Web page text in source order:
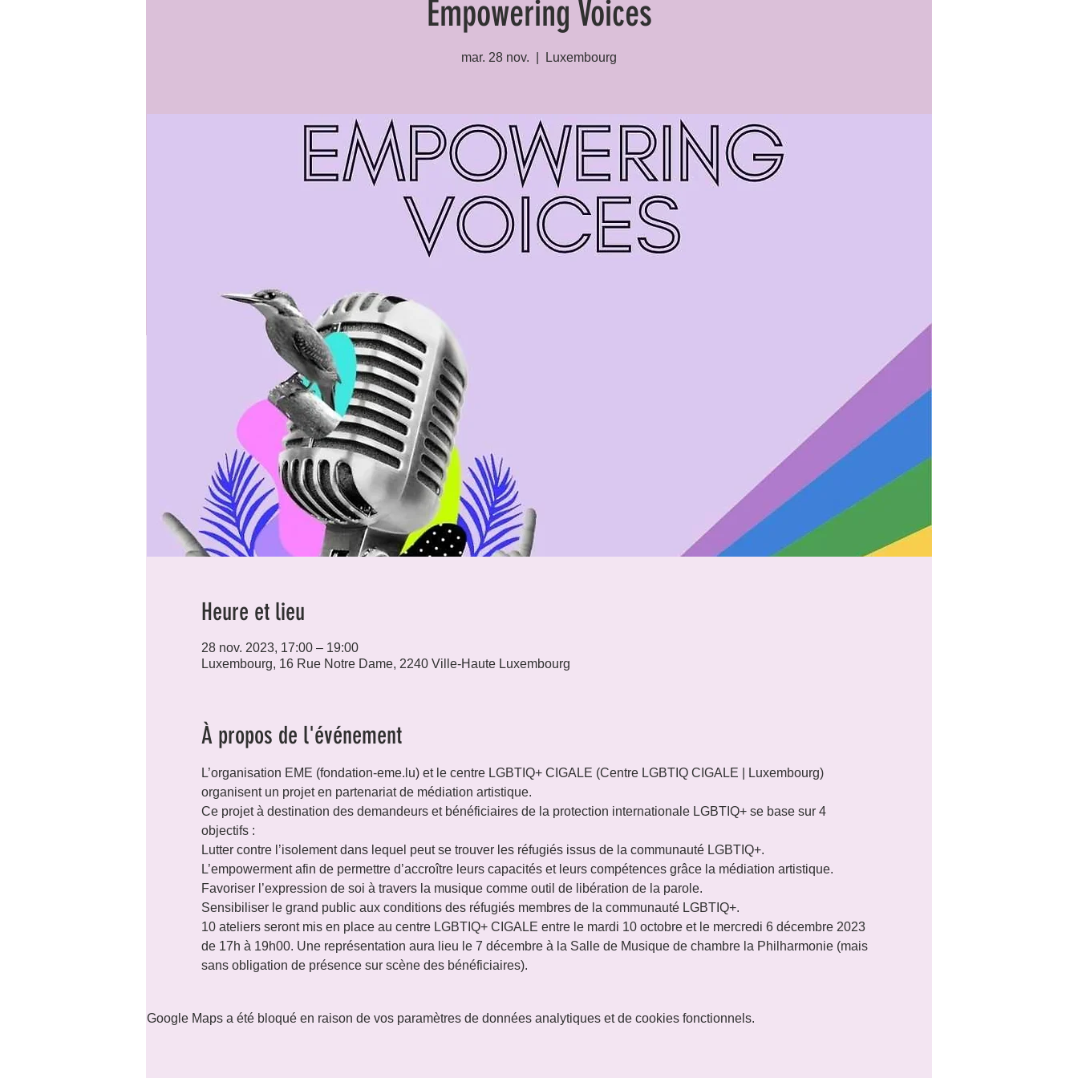
Empowering Voices
mar. 28 nov. Luxembourg
Heure et lieu
28 nov. 2023, 17:00 – 19:00
Luxembourg, 16 Rue Notre Dame, 2240 Ville-Haute Luxembourg
À propos de l'événement
L’organisation EME (fondation-eme.lu) et le centre LGBTIQ+ CIGALE (Centre LGBTIQ CIGALE | Luxembourg)
organisent un projet en partenariat de médiation artistique.
Ce projet à destination des demandeurs et bénéficiaires de la protection internationale LGBTIQ+ se base sur 4
objectifs :
Lutter contre l’isolement dans lequel peut se trouver les réfugiés issus de la communauté LGBTIQ+.
L’empowerment afin de permettre d’accroître leurs capacités et leurs compétences grâce la médiation artistique.
Favoriser l’expression de soi à travers la musique comme outil de libération de la parole.
Sensibiliser le grand public aux conditions des réfugiés membres de la communauté LGBTIQ+.
10 ateliers seront mis en place au centre LGBTIQ+ CIGALE entre le mardi 10 octobre et le mercredi 6 décembre 2023
de 17h à 19h00. Une représentation aura lieu le 7 décembre à la Salle de Musique de chambre la Philharmonie (mais
sans obligation de présence sur scène des bénéficiaires).
Google Maps a été bloqué en raison de vos paramètres de données analytiques et de cookies fonctionnels.